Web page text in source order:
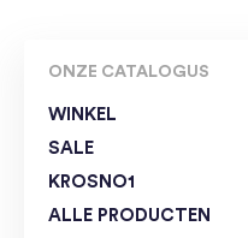
ONZE CATALOGUS
WINKEL
SALE
KROSNO1
ALLE PRODUCTEN